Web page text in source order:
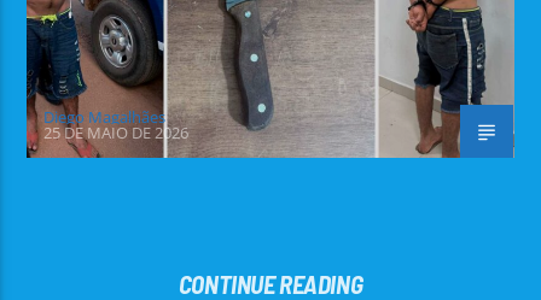
Diego Magalhães
25 DE MAIO DE 2026
CONTINUE READING